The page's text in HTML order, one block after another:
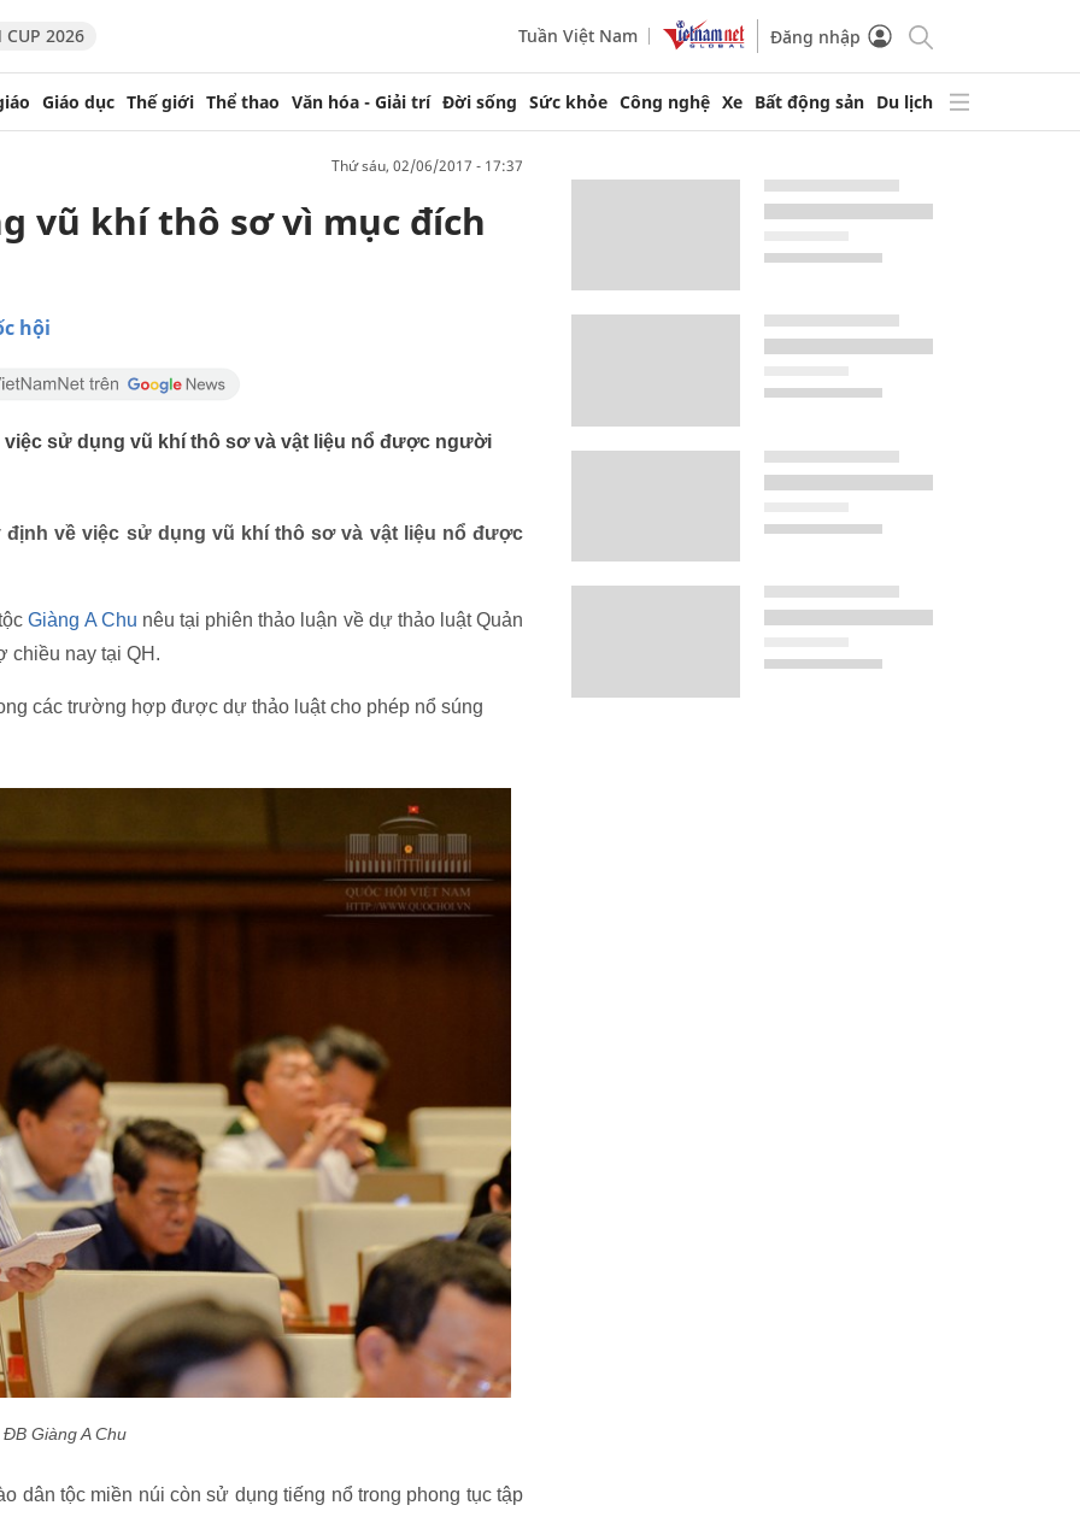
CUP 2026 Tuần Việt Nam Đăng nhập
Giáo dục Thế giới Thể thao Văn hóa - Giải trí Đời sống Sức khỏe Công nghệ Xe Bất động sản Du lịch
thứ sáu, 02/06/2017 - 17:37
vũ khí thô sơ vì mục đích
hội
sử dụng vũ khí thô sơ và vật liệu nổ được người
về việc sử dụng vũ khí thô sơ và vật liệu nổ được
Giàng A Chu nêu tại phiên thảo luận về dự thảo luật Quản
chiều nay tại QH.
các trường hợp được dự thảo luật cho phép nổ súng
ĐB Giàng A Chu
dân tộc miền núi còn sử dụng tiếng nổ trong phong tục tập